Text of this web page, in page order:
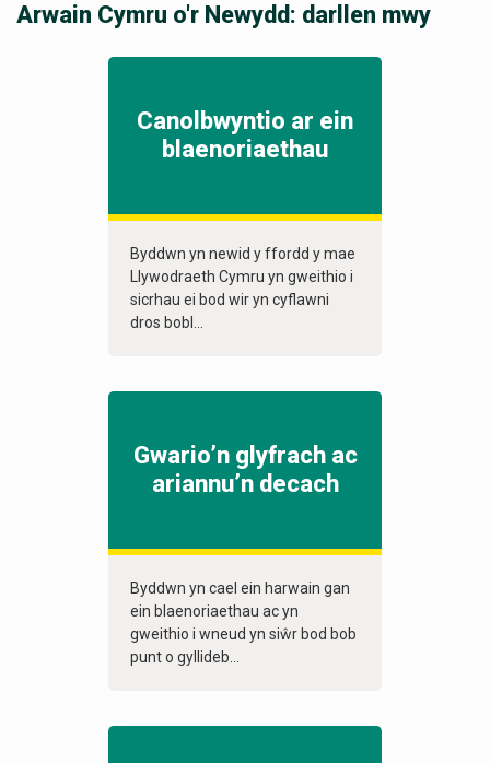
Arwain Cymru o'r Newydd: darllen mwy
Canolbwyntio ar ein
blaenoriaethau
Byddwn yn newid y ffordd y mae
Llywodraeth Cymru yn gweithio i
sicrhau ei bod wir yn cyflawni
dros bobl...
Gwario’n glyfrach ac
ariannu’n decach
Byddwn yn cael ein harwain gan
ein blaenoriaethau ac yn
gweithio i wneud yn siŵr bod bob
punt o gyllideb...